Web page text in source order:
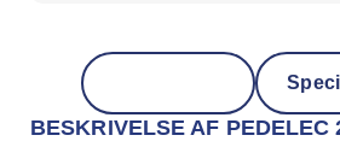
BESKRIVELSE AF PEDELEC